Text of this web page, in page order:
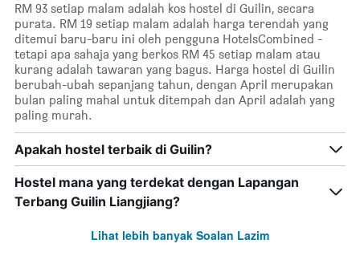
RM 93 setiap malam adalah kos hostel di Guilin, secara
purata. RM 19 setiap malam adalah harga terendah yang
ditemui baru-baru ini oleh pengguna HotelsCombined -
tetapi apa sahaja yang berkos RM 45 setiap malam atau
kurang adalah tawaran yang bagus. Harga hostel di Guilin
berubah-ubah sepanjang tahun, dengan April merupakan
bulan paling mahal untuk ditempah dan April adalah yang
paling murah.
Apakah hostel terbaik di Guilin?
Hostel mana yang terdekat dengan Lapangan
Terbang Guilin Liangjiang?
Lihat lebih banyak Soalan Lazim